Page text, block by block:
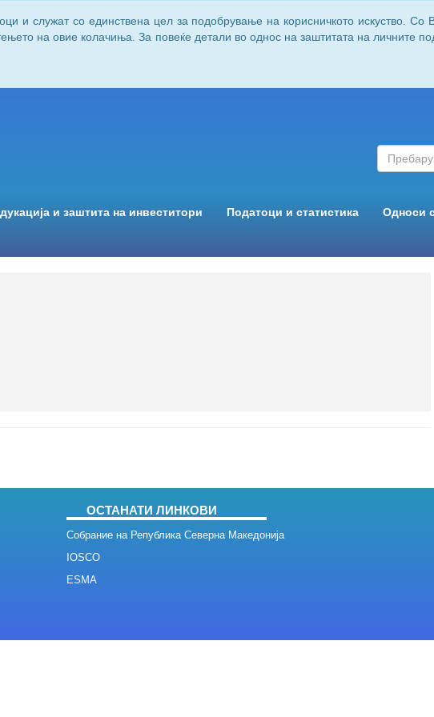
и служат со единствена цел за подобрување на корисничкото искуство. Со
на овие колачиња. За повеќе детали во однос на заштитата на личните
и заштита на инвеститори Податоци и статистика
Односи
ОСТАНАТИ ЛИНКОВИ
Собрание на Република Северна Македонија
IOSCO
ESMA